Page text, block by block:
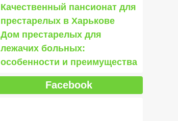
Качественный пансионат для
престарелых в Харькове
Дом престарелых для
лежачих больных:
особенности и преимущества
Facebook